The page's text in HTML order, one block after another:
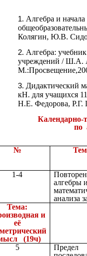
Алгебра и
Колягин, Ю.В.
Алгебра:
учреждений / Ш.А.
Дидактический
кН. для учащихся
Н.Е. Федорова, Р.Г.
Календарно-
по
№
1-4
алгебры и
анализа
Тема:
и
её
(19ч)
5
Предел